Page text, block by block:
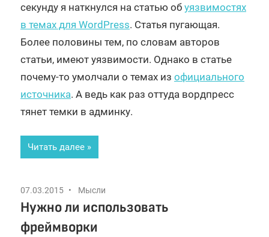
секунду я наткнулся на статью об уязвимостях
в темах для WordPress. Статья пугающая.
Более половины тем, по словам авторов
статьи, имеют уязвимости. Однако в статье
почему-то умолчали о темах из официального
источника. А ведь как раз оттуда вордпресс
тянет темки в админку.
Читать далее
07.03.2015 Мысли
Нужно ли использовать
фреймворки